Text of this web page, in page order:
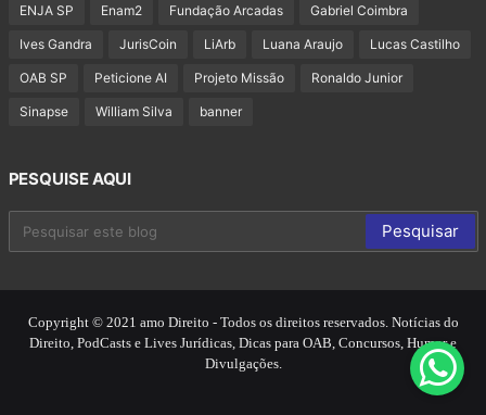
ENJA SP Enam2 Fundação Arcadas Gabriel Coimbra
Ives Gandra JurisCoin LiArb Luana Araujo Lucas Castilho
OAB SP Peticione AI Projeto Missão Ronaldo Junior
Sinapse William Silva banner
PESQUISE AQUI
Copyright © 2021 amo Direito - Todos os direitos reservados. Notícias do
Direito, PodCasts e Lives Jurídicas, Dicas para OAB, Concursos, Humor e
Divulgações.